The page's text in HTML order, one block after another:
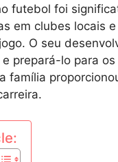
futebol foi
em clubes locais
O seu
prepará-lo para
família